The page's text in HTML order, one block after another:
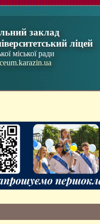
заклад
ліцей
міської ради